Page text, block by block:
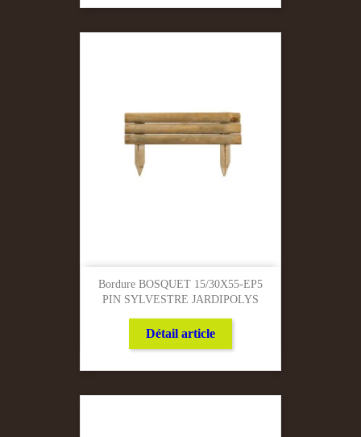
Bordure BOSQUET 15/30X55-EP5
PIN SYLVESTRE JARDIPOLYS
Détail article